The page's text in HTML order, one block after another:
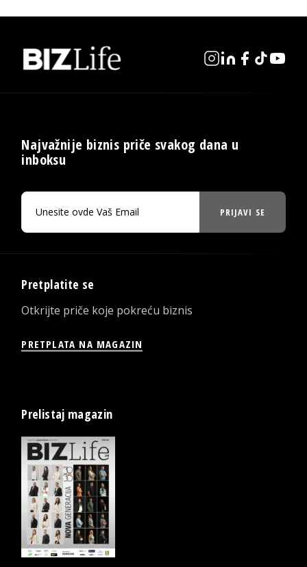
Najvažnije biznis priče svakog dana u
inboksu
PRIJAVI SE
Pretplatite se
Otkrijte priče koje pokreću biznis
PRETPLATA NA MAGAZIN
Prelistaj magazin